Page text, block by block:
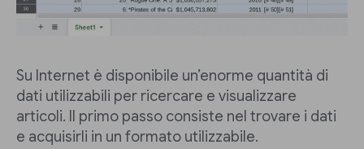
Su Internet è disponibile un’enorme quantità di
dati utilizzabili per ricercare e visualizzare
articoli. Il primo passo consiste nel trovare i dati
e acquisirli in un formato utilizzabile.